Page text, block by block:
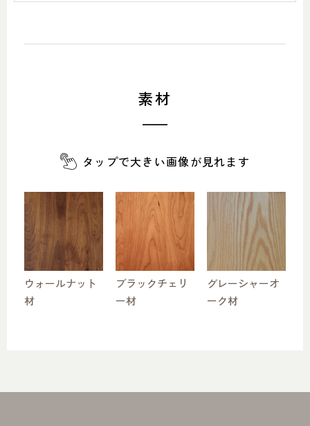
素材
タップで大きい画像が見れます
ウォールナット
材
ブラックチェリ
ー材
グレーシャーオ
ーク材